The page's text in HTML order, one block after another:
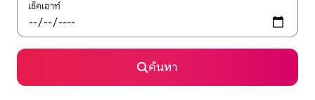
เช็คเอาท์
ค้นหา